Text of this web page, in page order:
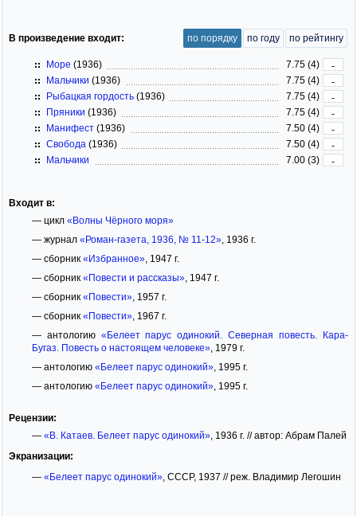
В произведение входит: по порядку по году по рейтингу
Море (1936) 7.75 (4)
-
Мальчики (1936) 7.75 (4)
-
Рыбацкая гордость (1936) 7.75 (4)
-
Пряники (1936) 7.75 (4)
-
Манифест (1936) 7.50 (4)
-
Свобода (1936) 7.50 (4)
-
Мальчики
7.00 (3) -
Входит в:
— цикл «Волны Чёрного моря»
— журнал «Роман-газета, 1936, № 11-12», 1936 г.
— сборник «Избранное», 1947 г.
— сборник «Повести и рассказы», 1947 г.
— сборник «Повести», 1957 г.
— сборник «Повести», 1967 г.
— антологию «Белеет парус одинокий. Северная повесть. Кара-
Бугаз. Повесть о настоящем человеке», 1979 г.
— антологию «Белеет парус одинокий», 1995 г.
— антологию «Белеет парус одинокий», 1995 г.
Рецензии:
— «В. Катаев. Белеет парус одинокий», 1936 г. // автор: Абрам Палей
Экранизации:
— «Белеет парус одинокий», СССР, 1937 // реж. Владимир Легошин